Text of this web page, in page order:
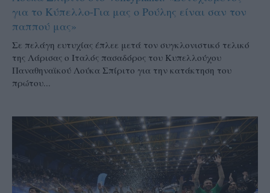
για το Κύπελλο-Για μας ο Ρούλης είναι σαν τον
παππού μας»
Σε πελάγη ευτυχίας έπλεε μετά τον συγκλονιστικό τελικό
της Λάρισας ο Ιταλός πασαδόρος του Κυπελλούχου
Παναθηναϊκού Λούκα Σπίριτο για την κατάκτηση του
πρώτου...